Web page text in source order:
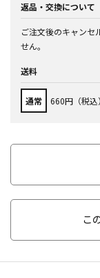
返品・交換について
ご注文後のキャンセ
せん。
送料
通常 660円（税込）
こ